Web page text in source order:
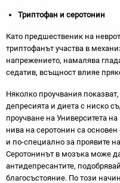
Триптофан и серотонин
Като предшественик на
триптофанът участва в
напрежението, намалява
седатив, всъщност влияе
Няколко проучвания
депресията и диета с ниско
проучване на Университета
нива на серотонин са
и по-специално за проявите
Серотонинът в мозъка може
антидепресантите,
благосъстояние. По този